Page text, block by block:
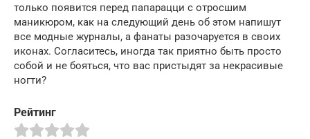
только появится перед папарацци с отросшим
маникюром, как на следующий день об этом напишут
все модные журналы, а фанаты разочаруется в своих
иконах. Согласитесь, иногда так приятно быть просто
собой и не бояться, что вас пристыдят за некрасивые
ногти?
Рейтинг